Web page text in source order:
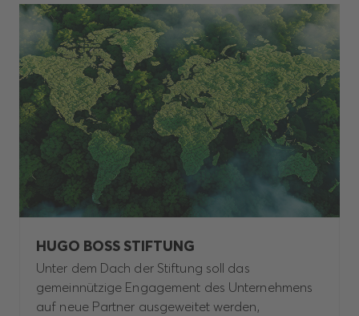
HUGO BOSS STIFTUNG
Unter dem Dach der Stiftung soll das
gemeinnützige Engagement des Unternehmens
auf neue Partner ausgeweitet werden,